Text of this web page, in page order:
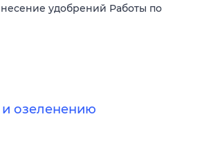
удобрений Работы по
и озеленению